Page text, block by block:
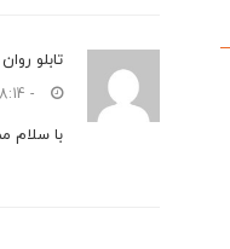
تابلو روان
- 8:14 ق.ظ
با سلام